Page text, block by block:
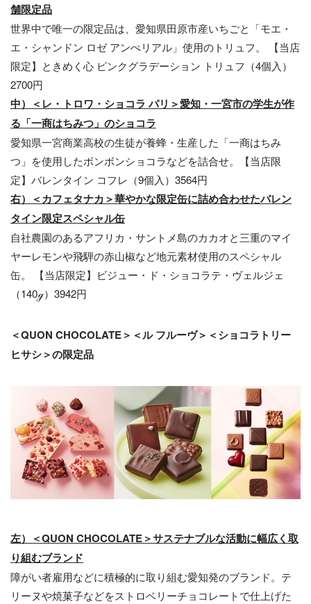
舗限定品
世界中で唯一の限定品は、愛知県田原市産いちごと「モエ・
エ・シャンドン ロゼ アンぺリアル」使用のトリュフ。 【当店
限定】ときめく心 ピンクグラデーション トリュフ（4個入）
2700円
中）＜レ・トロワ・ショコラ パリ＞愛知・一宮市の学生が作
る「一商はちみつ」のショコラ
愛知県一宮商業高校の生徒が養蜂・生産した「一商はちみ
つ」を使用したボンボンショコラなどを詰合せ。【当店限
定】バレンタイン コフレ（9個入）3564円
右）＜カフェタナカ＞華やかな限定缶に詰め合わせたバレン
タイン限定スペシャル缶
自社農園のあるアフリカ・サントメ島のカカオと三重のマイ
ヤーレモンや飛騨の赤山椒など地元素材使用のスペシャル
缶。 【当店限定】ビジュー・ド・ショコラテ・ヴェルジェ
（140ℊ）3942円
＜QUON CHOCOLATE＞＜ル フルーヴ＞＜ショコラトリー
ヒサシ＞の限定品
左）＜QUON CHOCOLATE＞サステナブルな活動に幅広く取
り組むブランド
障がい者雇用などに積極的に取り組む愛知発のブランド。テ
リーヌや焼菓子などをストロベリーチョコレートで仕上げた